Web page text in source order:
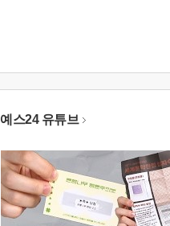
예스24 유튜브